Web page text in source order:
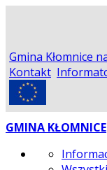
Gmina Kłomnice
Kontakt
GMINA KŁOMNICE